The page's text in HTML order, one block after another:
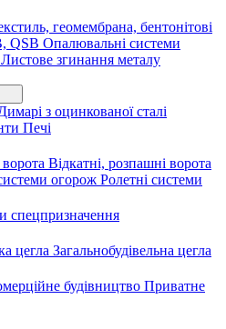
геомембрана, бентонітові
QSB Опалювальні системи
Листове згинання металу
з оцинкованої сталі
Печі
Відкатні, розпашні ворота
огорож Ролетні системи
спецпризначення
цегла Загальнобудівельна цегла
будівництво Приватне